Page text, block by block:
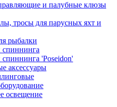
и палубные клюзы
тросы для парусных яхт и
рыбалки
спиннинга
'Poseidon'
аксессуары
освещение